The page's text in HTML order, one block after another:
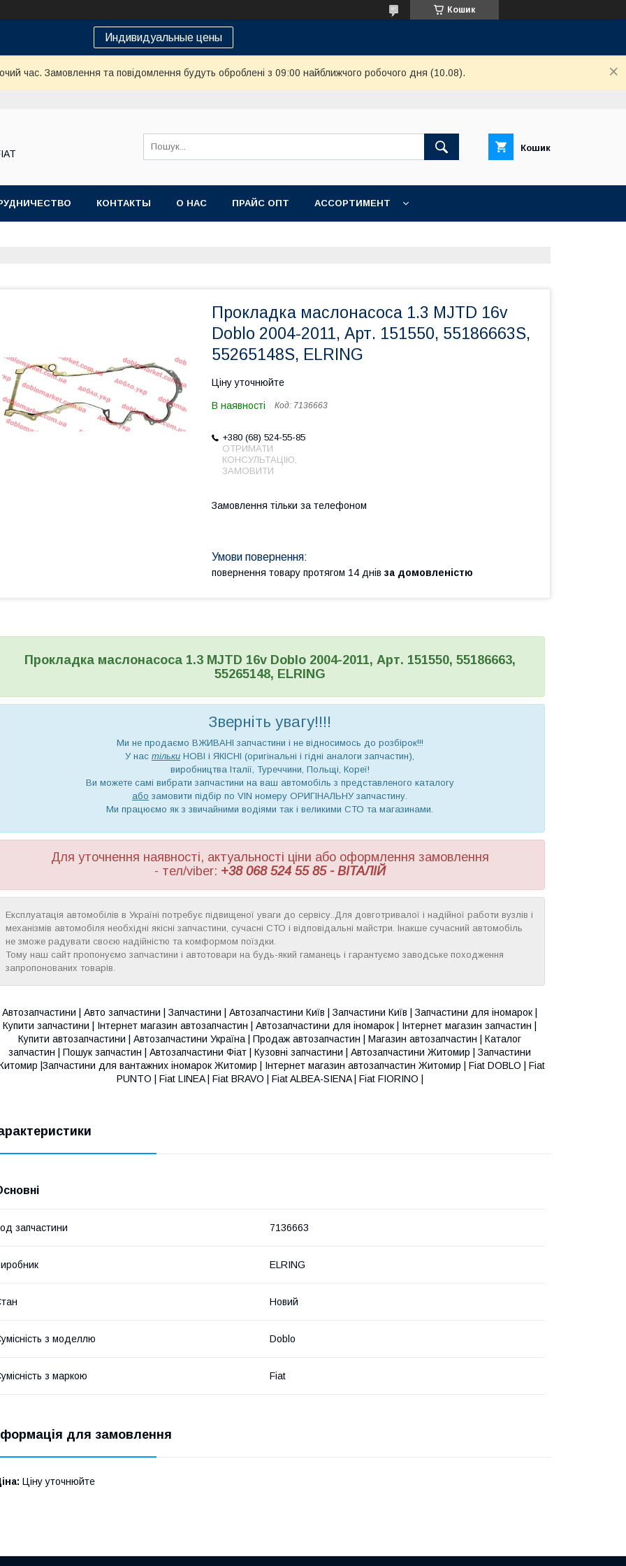
Кошик
Индивидуальные цены
час. Замовлення та повідомлення будуть оброблені з 09:00 найближчого робочого дня (10.08).
Кошик
КОНТАКТЫ О НАС ПРАЙС ОПТ АССОРТИМЕНТ
Прокладка маслонасоса 1.3 MJTD 16v
Doblo 2004-2011, Арт. 151550, 55186663S,
55265148S, ELRING
Ціну уточнюйте
В наявності Код: 7136663
+380 (68) 524-55-85
ОТРИМАТИ
КОНСУЛЬТАЦІЮ,
ЗАМОВИТИ
Замовлення тільки за телефоном
повернення товару протягом 14 днів за домовленістю
Прокладка маслонасоса 1.3 MJTD 16v Doblo 2004-2011, Арт. 151550, 55186663,
55265148, ELRING
Зверніть увагу!!!!
Ми не продаємо ВЖИВАНІ запчастини і не відносимось до розбірок!!!
У нас тільки НОВІ і ЯКІСНІ (оригінальні і гідні аналоги запчастин),
виробництва Італії, Туреччини, Польщі, Кореї!
Ви можете самі вибрати запчастини на ваш автомобіль з представленого каталогу
або замовити підбір по VIN номеру ОРИГІНАЛЬНУ запчастину.
Ми працюємо як з звичайними водіями так і великими СТО та магазинами.
Для уточнення наявності, актуальності ціни або оформлення замовлення
- тел/viber: +38 068 524 55 85 - ВІТАЛІЙ
Експлуатація автомобілів в Україні потребує підвищеної уваги до сервісу..Для довготривалої і надійної работи вузлів і
механізмів автомобіля необхідні якісні запчастини, сучасні СТО і відповідальні майстри. Інакше сучасний автомобіль
не зможе радувати своєю надійністю та комформом поїздки.
Тому наш сайт пропонуємо запчастини і автотовари на будь-який гаманець і гарантуємо заводське походження
запропонованих товарів.
Автозапчастини | Авто запчастини | Запчастини | Автозапчастини Київ | Запчастини Київ | Запчастини для іномарок |
Купити запчастини | Інтернет магазин автозапчастин | Автозапчастини для іномарок | Інтернет магазин запчастин |
Купити автозапчастини | Автозапчастини Україна | Продаж автозапчастин | Магазин автозапчастин | Каталог
запчастин | Пошук запчастин | Автозапчастини Фіат | Кузовні запчастини | Автозапчастини Житомир | Запчастини
|Запчастини для вантажних іномарок Житомир | Інтернет магазин автозапчастин Житомир | Fiat DOBLO | Fiat
PUNTO | Fiat LINEA | Fiat BRAVO | Fiat ALBEA-SIENA | Fiat FIORINO |
запчастини 7136663
ELRING
Новий
з моделлю Doblo
з маркою Fiat
для замовлення
Ціну уточнюйте